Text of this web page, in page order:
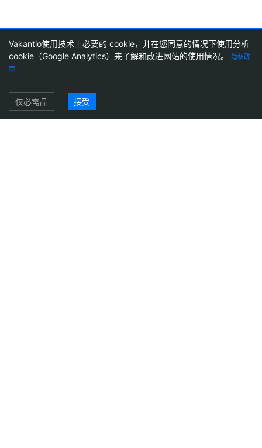
Vakantio使用技术上必要的 cookie，并在您同意的情况下使用分析
cookie（Google Analytics）来了解和改进网站的使用情况。
隐私政
策
仅必需品 接受